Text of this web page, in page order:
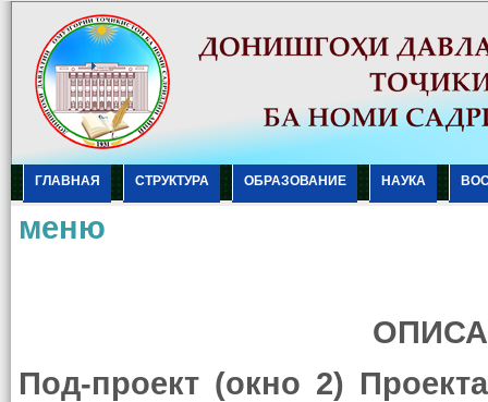
ГЛАВНАЯ СТРУКТУРА ОБРАЗОВАНИЕ НАУКА
меню
Под-проект (окно 2)